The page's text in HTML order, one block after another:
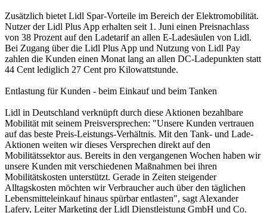
Zusätzlich bietet Lidl Spar-Vorteile im Bereich der Elektromobilität.
Nutzer der Lidl Plus App erhalten seit 1. Juni einen Preisnachlass
von 38 Prozent auf den Ladetarif an allen E-Ladesäulen von Lidl.
Bei Zugang über die Lidl Plus App und Nutzung von Lidl Pay
zahlen die Kunden einen Monat lang an allen DC-Ladepunkten statt
44 Cent lediglich 27 Cent pro Kilowattstunde.
Entlastung für Kunden - beim Einkauf und beim Tanken
Lidl in Deutschland verknüpft durch diese Aktionen bezahlbare
Mobilität mit seinem Preisversprechen: "Unsere Kunden vertrauen
auf das beste Preis-Leistungs-Verhältnis. Mit den Tank- und Lade-
Aktionen weiten wir dieses Versprechen direkt auf den
Mobilitätssektor aus. Bereits in den vergangenen Wochen haben wir
unsere Kunden mit verschiedenen Maßnahmen bei ihren
Mobilitätskosten unterstützt. Gerade in Zeiten steigender
Alltagskosten möchten wir Verbraucher auch über den täglichen
Lebensmitteleinkauf hinaus spürbar entlasten", sagt Alexander
Lafery, Leiter Marketing der Lidl Dienstleistung GmbH und Co.